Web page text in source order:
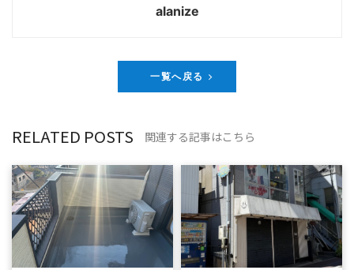
alanize
一覧へ戻る
RELATED POSTS 関連する記事はこちら